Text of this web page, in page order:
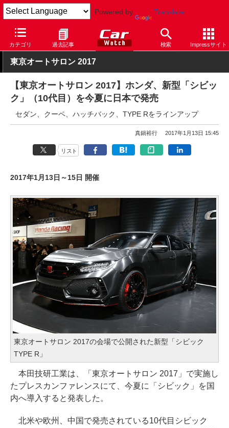
Powered by Translate
カテゴリ 過去記事 検索 Impressサイト
Car Watch イベント 東京オートサロン 2017
東京オートサロン 2017
【東京オートサロン 2017】ホンダ、新型「シビッ
ク」（10代目）を今夏に日本で発売
セダン、クーペ、ハッチバック、TYPE Rをラインアップ
真鍋裕行 2017年1月13日 15:45
リスト
2017年1月13日～15日 開催
東京オートサロン 2017の会場で公開された新型「シビック
TYPE R」
本田技研工業は、「東京オートサロン 2017」で実施し
たプレスカンファレンスにて、今夏に「シビック」を国
内へ導入すると発表した。
北米や欧州、中国で発売されている10代目シビック